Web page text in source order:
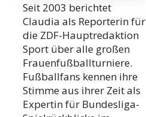
Seit 2003 berichtet
Claudia als Reporterin für
die ZDF-Hauptredaktion
Sport über alle großen
Frauenfußballturniere.
Fußballfans kennen ihre
Stimme aus ihrer Zeit als
Expertin für Bundesliga-